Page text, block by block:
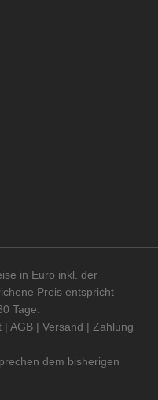
in Euro inkl. der
Preis entspricht
Tage.
| AGB| Versand | Zahlung
dem bisherigen